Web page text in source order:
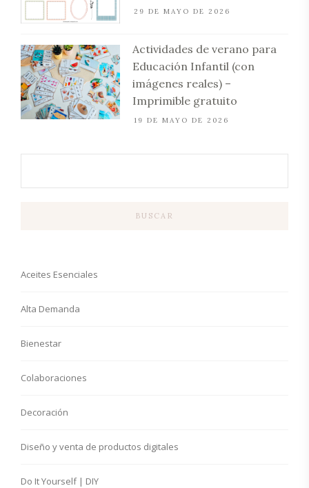
29 DE MAYO DE 2026
Actividades de verano para
Educación Infantil (con
imágenes reales) –
Imprimible gratuito
19 DE MAYO DE 2026
BUSCAR
Aceites Esenciales
Alta Demanda
Bienestar
Colaboraciones
Decoración
Diseño y venta de productos digitales
Do It Yourself | DIY